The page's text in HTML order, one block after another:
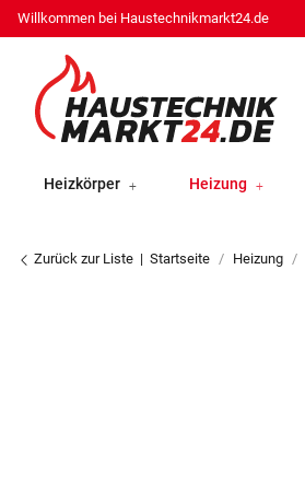
Willkommen bei Haustechnikmarkt24.de
Heizkörper Heizung
Zurück zur Liste Startseite Heizung